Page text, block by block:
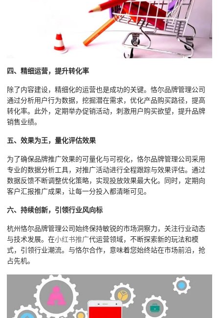
四、精细运营，提升转化率
除了内容建设，精细化的运营也是成功的关键。恪尔品牌管理公司
通过分析用户行为数据，挖掘潜在需求，优化产品购买路径，提高
转化率。此外，定期举办促销活动，刺激用户购买欲望，提升品牌
销售业绩。
五、效果为王，量化评估效果
为了确保品牌推广效果的可量化与可视化，恪尔品牌管理公司采用
专业的数据分析工具，对推广活动进行全程跟踪与效果评估。通过
数据反馈不断调整优化策略，实现投放效果最大化。同时，定期向
客户汇报推广成果，让每一分投入都清晰可见。
六、持续创新，引领行业风向标
杭州恪尔品牌管理公司始终保持敏锐的市场洞察力，关注行业动态
与技术发展。在小红书推广代运营领域，不断探索新的玩法和模
式，引领行业潮流。与恪尔合作，意味着您始终站在市场前沿，抢
占先机。